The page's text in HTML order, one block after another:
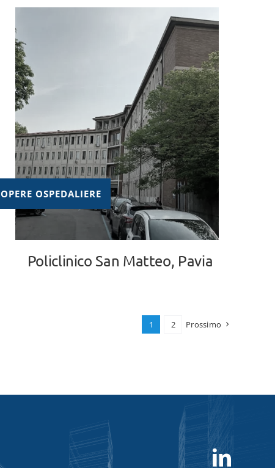
OPERE OSPEDALIERE
Policlinico San Matteo, Pavia
1 2 Prossimo